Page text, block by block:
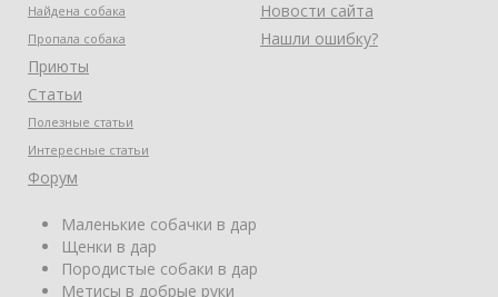
Найдена собака
Пропала собака
Приюты
Статьи
Полезные статьи
Интересные статьи
Форум
Новости сайта
Нашли ошибку?
Маленькие собачки в дар
Щенки в дар
Породистые собаки в дар
Метисы в добрые руки